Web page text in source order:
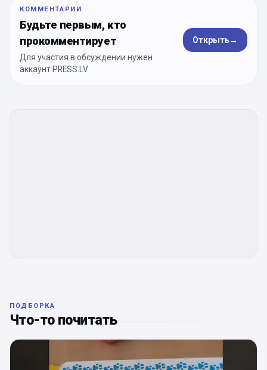
КОММЕНТАРИИ
Будьте первым, кто
прокомментирует
Для участия в обсуждении нужен
аккаунт PRESS.LV.
Открыть→
ПОДБОРКА
Что-то почитать